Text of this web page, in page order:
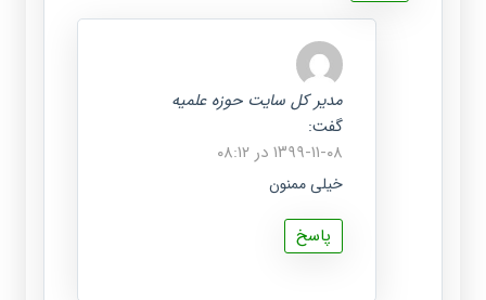
مدیر کل سایت حوزه علمیه
گفت:
۱۳۹۹-۱۱-۰۸ در ۰۸:۱۲
خیلی ممنون
پاسخ